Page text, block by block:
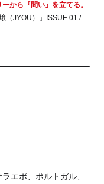
から『問い』を立てる。
壌（JYOU）」ISSUE 01 /
エボ、ポルトガル、